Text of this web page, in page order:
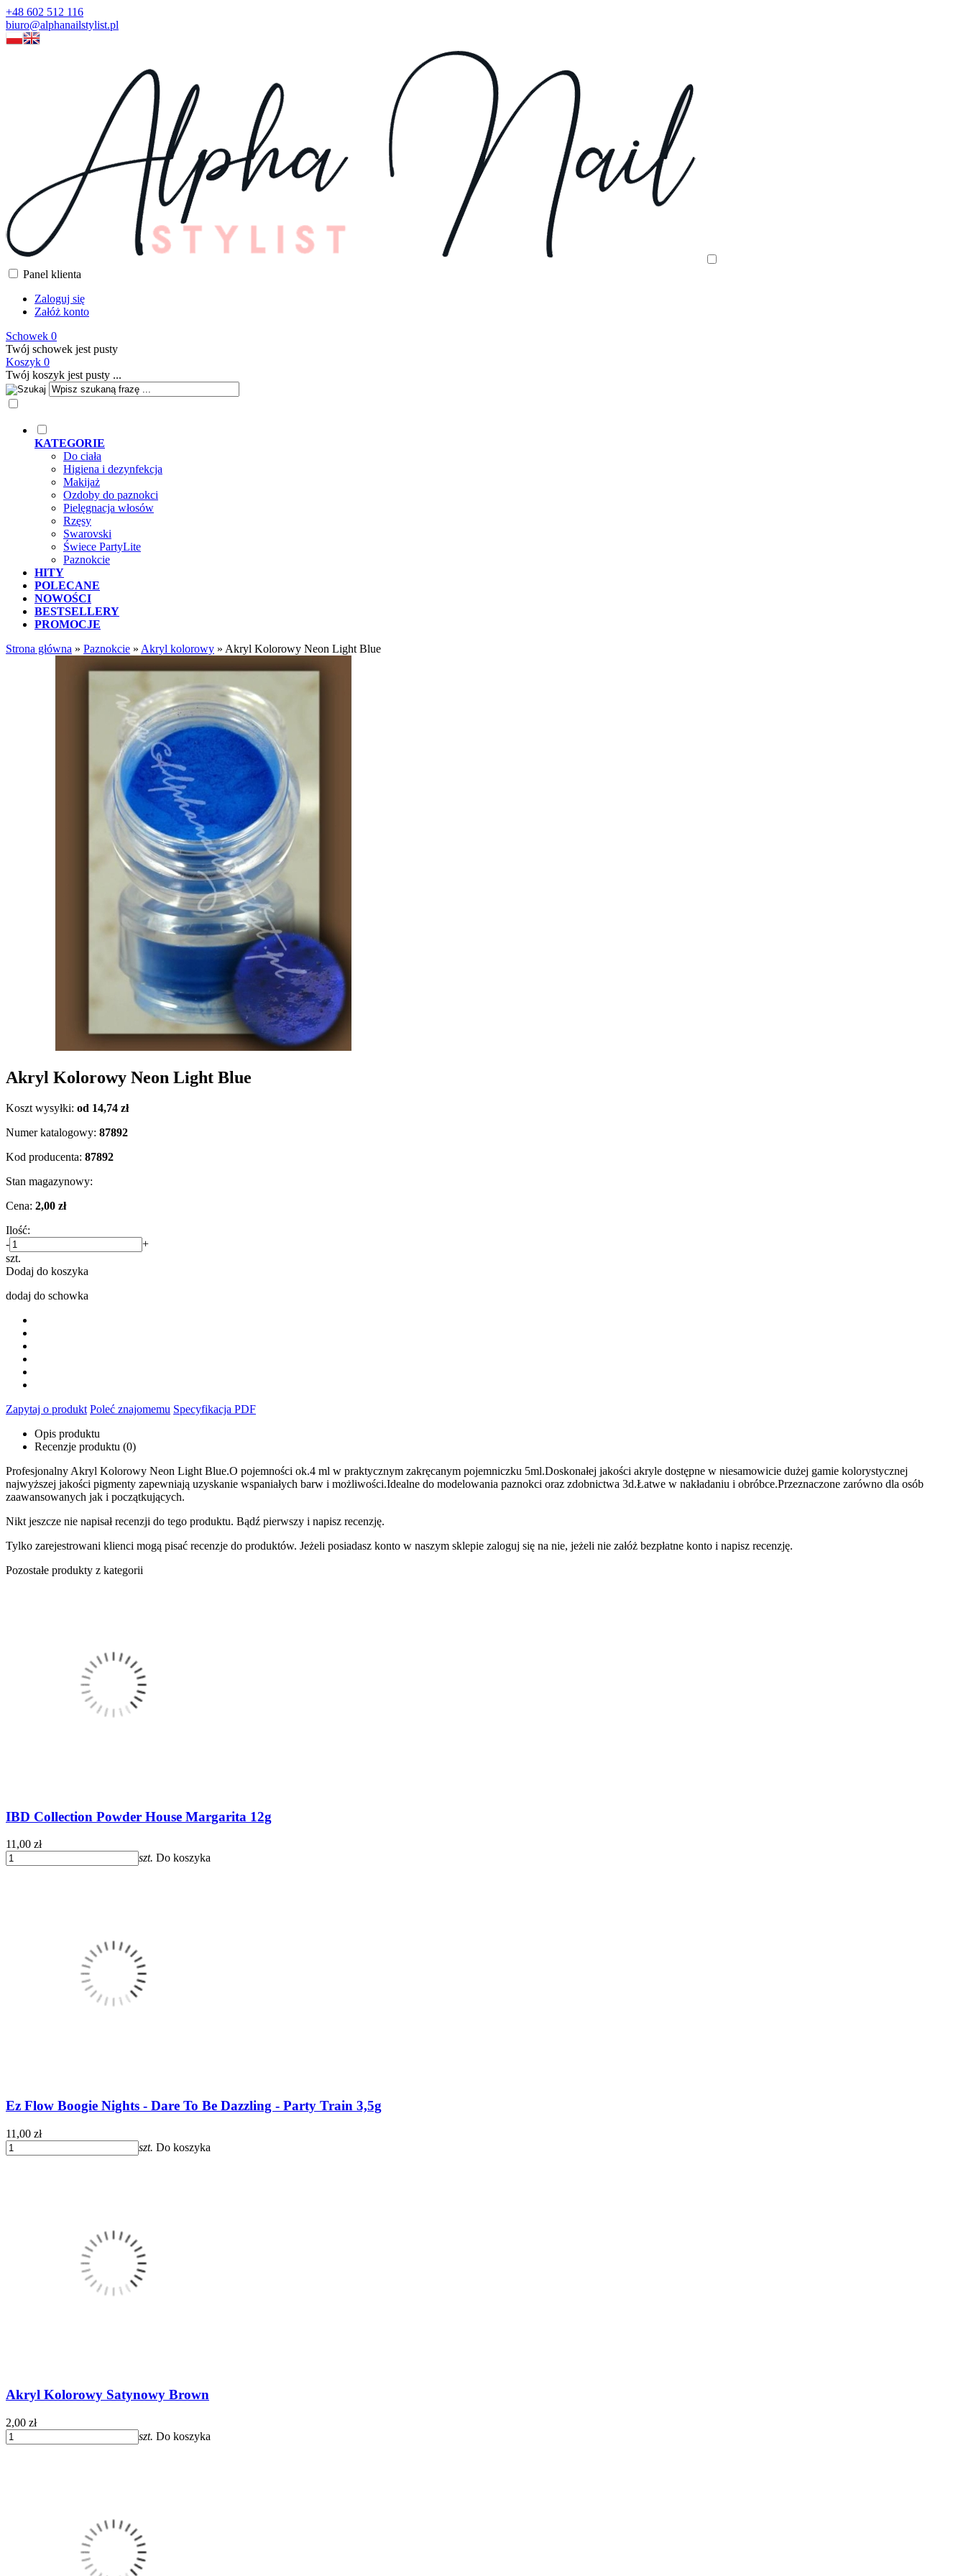
+48 602 512 116
biuro@alphanailstylist.pl
Panel klienta
Zaloguj się
Załóż konto
Schowek 0
Twój schowek jest pusty
Koszyk 0
Twój koszyk jest pusty ...
KATEGORIE
Do ciała
Higiena i dezynfekcja
Makijaż
Ozdoby do paznokci
Pielęgnacja włosów
Rzęsy
Swarovski
Świece PartyLite
Paznokcie
HITY
POLECANE
NOWOŚCI
BESTSELLERY
PROMOCJE
Strona główna » Paznokcie » Akryl kolorowy » Akryl Kolorowy Neon Light Blue
Akryl Kolorowy Neon Light Blue
Koszt wysyłki: od 14,74 zł
Numer katalogowy: 87892
Kod producenta: 87892
Stan magazynowy:
Cena: 2,00 zł
Ilość:
-
+
szt.
Dodaj do koszyka
dodaj do schowka
Zapytaj o produkt Poleć znajomemu Specyfikacja PDF
Opis produktu
Recenzje produktu (0)
Profesjonalny Akryl Kolorowy Neon Light Blue.O pojemności ok.4 ml w praktycznym zakręcanym pojemniczku 5ml.Doskonałej jakości akryle dostępne w niesamowicie dużej gamie kolorystycznej
najwyższej jakości pigmenty zapewniają uzyskanie wspaniałych barw i możliwości.Idealne do modelowania paznokci oraz zdobnictwa 3d.Łatwe w nakładaniu i obróbce.Przeznaczone zarówno dla osób
zaawansowanych jak i początkujących.
Nikt jeszcze nie napisał recenzji do tego produktu. Bądź pierwszy i napisz recenzję.
Tylko zarejestrowani klienci mogą pisać recenzje do produktów. Jeżeli posiadasz konto w naszym sklepie zaloguj się na nie, jeżeli nie załóż bezpłatne konto i napisz recenzję.
Pozostałe produkty z kategorii
IBD Collection Powder House Margarita 12g
11,00 zł
szt. Do koszyka
Ez Flow Boogie Nights - Dare To Be Dazzling - Party Train 3,5g
11,00 zł
szt. Do koszyka
Akryl Kolorowy Satynowy Brown
2,00 zł
szt. Do koszyka